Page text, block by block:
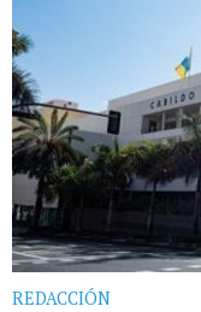
REDACCIÓN